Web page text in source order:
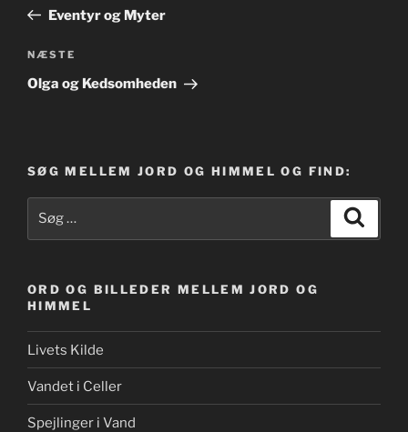
indlægEventyr og Myter
Næste
indlæg
NÆSTE
Olga og Kedsomheden
SØG MELLEM JORD OG HIMMEL OG FIND:
efter:
ORD OG BILLEDER MELLEM JORD OG
HIMMEL
Livets Kilde
Vandet i Celler
Spejlinger i Vand